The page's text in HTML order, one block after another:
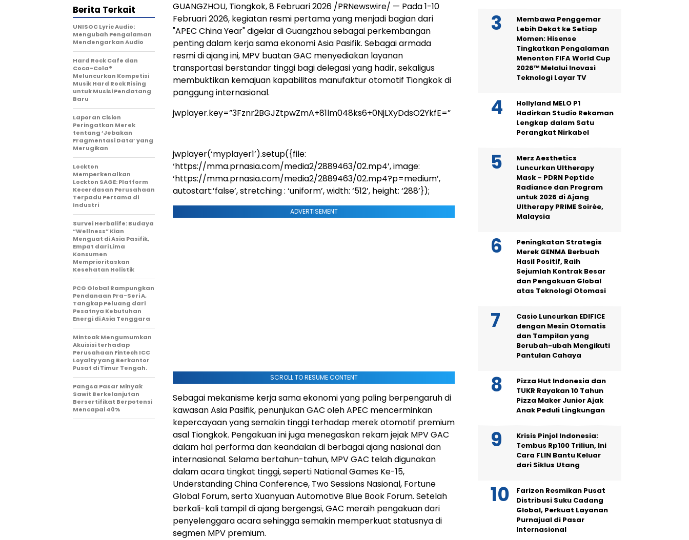
GUANGZHOU, Tiongkok, 8 Februari 2026 /PRNewswire/ — Pada 1-10
Februari 2026, kegiatan resmi pertama yang menjadi bagian dari
"APEC China Year" digelar di Guangzhou sebagai perkembangan
penting dalam kerja sama ekonomi Asia Pasifik. Sebagai armada
resmi di ajang ini, MPV buatan GAC menyediakan layanan
transportasi berstandar tinggi bagi delegasi yang hadir, sekaligus
membuktikan kemajuan kapabilitas manufaktur otomotif Tiongkok di
panggung internasional.
jwplayer.key=”3Fznr2BGJZtpwZmA+81lm048ks6+0NjLXyDdsO2YkfE=”
jwplayer(‘myplayer1’).setup({file:
‘https://mma.prnasia.com/media2/2889463/02.mp4’, image:
‘https://mma.prnasia.com/media2/2889463/02.mp4?p=medium’,
autostart:’false’, stretching : ‘uniform’, width: ‘512’, height: ‘288’});
ADVERTISEMENT
SCROLL TO RESUME CONTENT
Sebagai mekanisme kerja sama ekonomi yang paling berpengaruh di
kawasan Asia Pasifik, penunjukan GAC oleh APEC mencerminkan
kepercayaan yang semakin tinggi terhadap merek otomotif premium
asal Tiongkok. Pengakuan ini juga menegaskan rekam jejak MPV GAC
dalam hal performa dan keandalan di berbagai ajang nasional dan
internasional. Selama bertahun-tahun, MPV GAC telah digunakan
dalam acara tingkat tinggi, seperti National Games Ke-15,
Understanding China Conference, Two Sessions Nasional, Fortune
Global Forum, serta Xuanyuan Automotive Blue Book Forum. Setelah
berkali-kali tampil di ajang bergengsi, GAC meraih pengakuan dari
penyelenggara acara sehingga semakin memperkuat statusnya di
segmen MPV premium.
Berita Terkait
UNISOC Lyric Audio:
Mengubah Pengalaman
Mendengarkan Audio
Hard Rock Cafe dan
Coca-Cola®
Meluncurkan Kompetisi
Musik Hard Rock Rising
untuk Musisi Pendatang
Baru
Laporan Cision
Peringatkan Merek
tentang ‘Jebakan
Fragmentasi Data’ yang
Merugikan
Lockton
Memperkenalkan
Lockton SAGE: Platform
Kecerdasan Perusahaan
Terpadu Pertama di
Industri
Survei Herbalife: Budaya
“Wellness” Kian
Menguat di Asia Pasifik,
Empat dari Lima
Konsumen
Memprioritaskan
Kesehatan Holistik
PCG Global Rampungkan
Pendanaan Pra-Seri A,
Tangkap Peluang dari
Pesatnya Kebutuhan
Energi di Asia Tenggara
Mintoak Mengumumkan
Akuisisi terhadap
Perusahaan Fintech ICC
Loyalty yang Berkantor
Pusat di Timur Tengah.
Pangsa Pasar Minyak
Sawit Berkelanjutan
Bersertifikat Berpotensi
Mencapai 40%
Membawa Penggemar
Lebih Dekat ke Setiap
Momen: Hisense
Tingkatkan Pengalaman
Menonton FIFA World Cup
2026™ Melalui Inovasi
Teknologi Layar TV
Hollyland MELO P1
Hadirkan Studio Rekaman
Lengkap dalam Satu
Perangkat Nirkabel
Merz Aesthetics
Luncurkan Ultherapy
Mask – PDRN Peptide
Radiance dan Program
untuk 2026 di Ajang
Ultherapy PRIME Soirée,
Malaysia
Peningkatan Strategis
Merek GENMA Berbuah
Hasil Positif, Raih
Sejumlah Kontrak Besar
dan Pengakuan Global
atas Teknologi Otomasi
Casio Luncurkan EDIFICE
dengan Mesin Otomatis
dan Tampilan yang
Berubah-ubah Mengikuti
Pantulan Cahaya
Pizza Hut Indonesia dan
TUKR Rayakan 10 Tahun
Pizza Maker Junior Ajak
Anak Peduli Lingkungan
Krisis Pinjol Indonesia:
Tembus Rp100 Triliun, Ini
Cara FLIN Bantu Keluar
dari Siklus Utang
Farizon Resmikan Pusat
Distribusi Suku Cadang
Global, Perkuat Layanan
Purnajual di Pasar
Internasional